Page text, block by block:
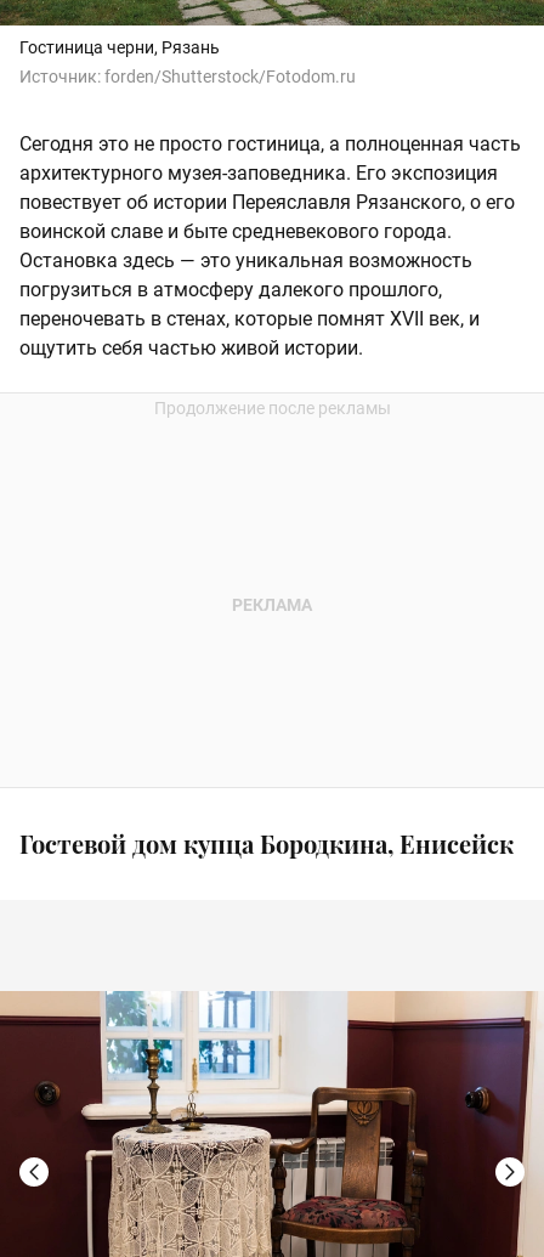
Гостиница черни, Рязань
Источник:forden/Shutterstock/Fotodom.ru
Сегодня это не просто гостиница, а полноценная часть
архитектурного музея-заповедника. Его экспозиция
повествует об истории Переяславля Рязанского, о его
воинской славе и быте средневекового города.
Остановка здесь — это уникальная возможность
погрузиться в атмосферу далекого прошлого,
переночевать в стенах, которые помнят XVII век, и
ощутить себя частью живой истории.
Гостевой дом купца Бородкина, Енисейск